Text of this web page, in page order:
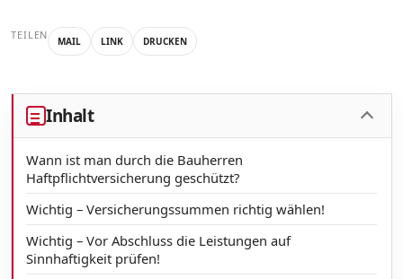
TEILEN MAIL LINK DRUCKEN
Inhalt
Wann ist man durch die Bauherren
Haftpflichtversicherung geschützt?
Wichtig – Versicherungssummen richtig wählen!
Wichtig – Vor Abschluss die Leistungen auf
Sinnhaftigkeit prüfen!